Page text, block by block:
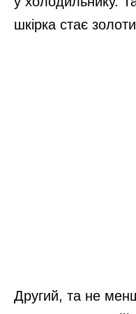
шкірка стає
Другий, та не